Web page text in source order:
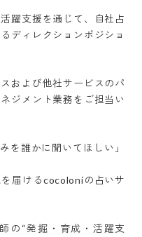
躍支援を通じて、自社占
ディレクションポジショ
および他社サービスのパ
ジメント業務をご担当い
を誰かに聞いてほしい」
届けるcocoloniの占いサ
の“発掘・育成・活躍支